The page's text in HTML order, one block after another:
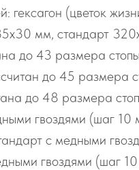
гексагон (цветок
мм, стандарт
до 43 размера
до 45 размера
до 48 размера
гвоздями (шаг 10
с медными
гвоздями (шаг